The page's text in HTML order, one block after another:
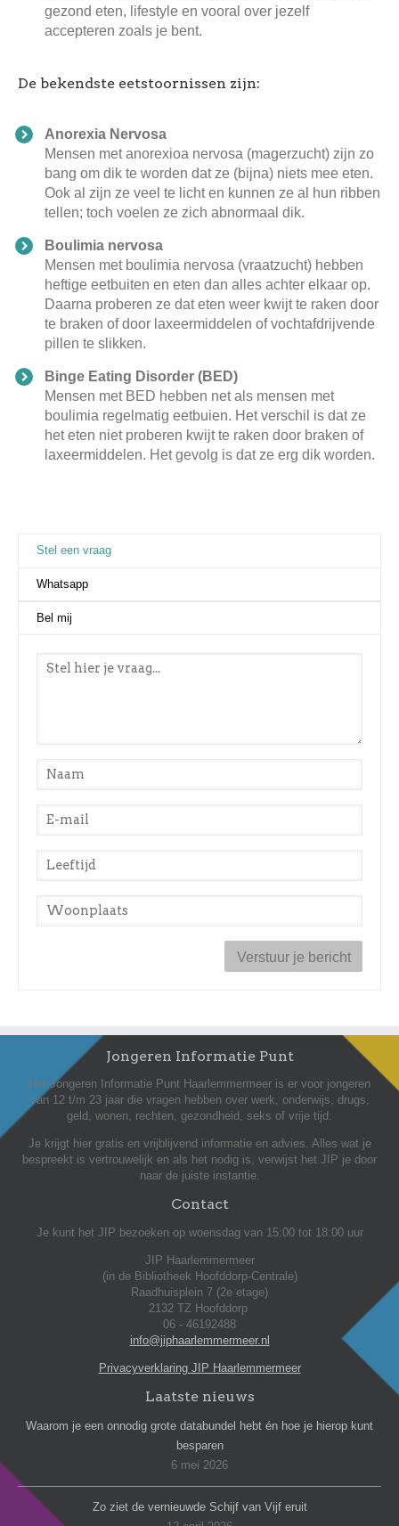
gezond eten, lifestyle en vooral over jezelf
accepteren zoals je bent.
De bekendste eetstoornissen zijn:
Anorexia Nervosa
Mensen met anorexioa nervosa (magerzucht) zijn zo
bang om dik te worden dat ze (bijna) niets mee eten.
Ook al zijn ze veel te licht en kunnen ze al hun ribben
tellen; toch voelen ze zich abnormaal dik.
Boulimia nervosa
Mensen met boulimia nervosa (vraatzucht) hebben
heftige eetbuiten en eten dan alles achter elkaar op.
Daarna proberen ze dat eten weer kwijt te raken door
te braken of door laxeermiddelen of vochtafdrijvende
pillen te slikken.
Binge Eating Disorder (BED)
Mensen met BED hebben net als mensen met
boulimia regelmatig eetbuien. Het verschil is dat ze
het eten niet proberen kwijt te raken door braken of
laxeermiddelen. Het gevolg is dat ze erg dik worden.
Stel een vraag
Whatsapp
Bel mij
Stel een vraag*
Naam*
E-mail*
Leeftijd*
Woonplaats*
Jongeren Informatie Punt
Het Jongeren Informatie Punt Haarlemmermeer is er voor jongeren
van 12 t/m 23 jaar die vragen hebben over werk, onderwijs, drugs,
geld, wonen, rechten, gezondheid, seks of vrije tijd.
Je krijgt hier gratis en vrijblijvend informatie en advies. Alles wat je
bespreekt is vertrouwelijk en als het nodig is, verwijst het JIP je door
naar de juiste instantie.
Contact
Je kunt het JIP bezoeken op woensdag van 15:00 tot 18:00 uur
JIP Haarlemmermeer
(in de Bibliotheek Hoofddorp-Centrale)
Raadhuisplein 7 (2e etage)
2132 TZ Hoofddorp
06 - 46192488
info@jiphaarlemmermeer.nl
Privacyverklaring JIP Haarlemmermeer
Laatste nieuws
Waarom je een onnodig grote databundel hebt én hoe je hierop kunt
besparen
6 mei 2026
Zo ziet de vernieuwde Schijf van Vijf eruit